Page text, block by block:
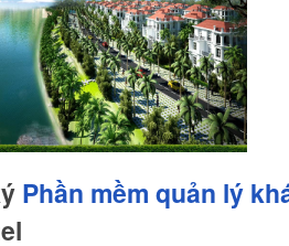
Phần mềm quản lý